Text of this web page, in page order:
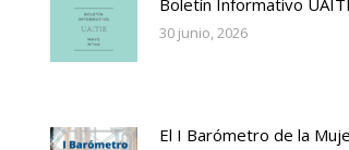
Boletín Informativo
30 junio, 2026
El I Barómetro de la